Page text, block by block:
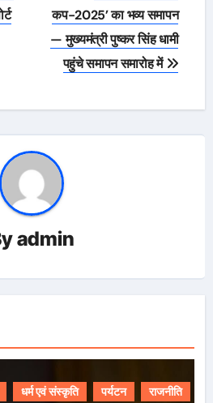
कप-2025’ का भव्य समापन
— मुख्यमंत्री पुष्कर सिंह धामी
पहुंचे समापन समारोह में
admin
धर्म एवं संस्कृति पर्यटन राजनीति